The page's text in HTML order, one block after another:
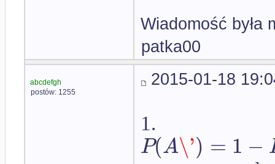
Wiadomość była
patka00
abcdefgh
postów: 1255
2015-01-18
1.
P(A\') = 1 −